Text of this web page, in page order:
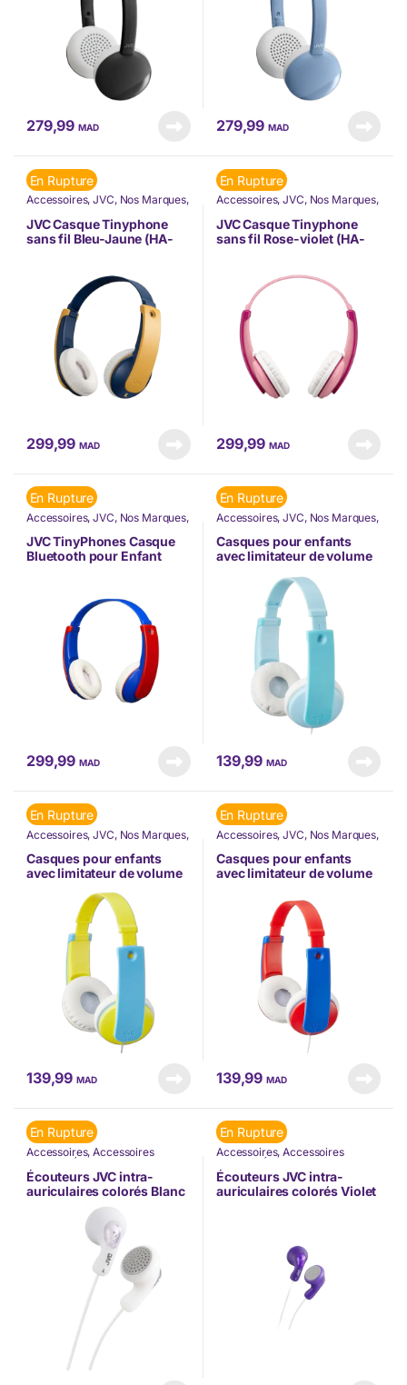
279,99MAD 279,99MAD
En Rupture
Accessoires,JVC, Nos Marques,
Téléphonie & Tablette
JVC Casque Tinyphone
sans fil Bleu-Jaune (HA-
299,99MAD
En Rupture
Accessoires,JVC, Nos Marques,
Téléphonie & Tablette
JVC Casque Tinyphone
sans fil Rose-violet (HA-
299,99MAD
En Rupture
Accessoires,JVC, Nos Marques,
Téléphonie & Tablette
JVC TinyPhones Casque
Bluetooth pour Enfant
299,99MAD
En Rupture
Accessoires,JVC, Nos Marques,
Téléphonie & Tablette
Casques pour enfants
avec limitateur de volume
139,99MAD
En Rupture
Accessoires,JVC, Nos Marques,
Casques pour enfants
avec limitateur de volume
139,99MAD
En Rupture
Accessoires,JVC, Nos Marques,
Casques pour enfants
avec limitateur de volume
139,99MAD
En Rupture
Accessoires,Accessoires
Mobilité
Écouteurs
Marques,TÉLÉPHONIE,
Téléphonie & Tablette
Écouteurs JVC intra-
auriculaires colorés Blanc
(HA-F14-WN-U)
En Rupture
Accessoires,Accessoires
Mobilité
Écouteurs
Marques,TÉLÉPHONIE,
Téléphonie & Tablette
Écouteurs JVC intra-
auriculaires colorés Violet